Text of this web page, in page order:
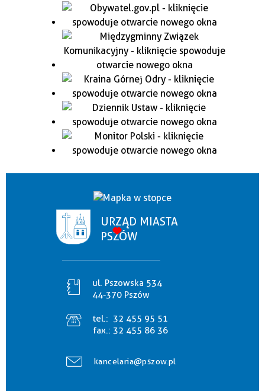
URZĄD MIASTA
PSZÓW
ul. Pszowska 534
44-370 Pszów
tel.: 32 455 95 51
fax.: 32 455 86 36
kancelaria@pszow.pl